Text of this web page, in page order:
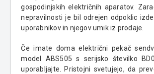
gospodinjskih električnih aparatov.
nepravilnosti je bil odrejen odpoklic
uporabnikov in njegov umik iz prodaje.
Če imate doma električni pekač
model ABS505 s serijsko številko
uporabljajte. Pristojni svetujejo, da